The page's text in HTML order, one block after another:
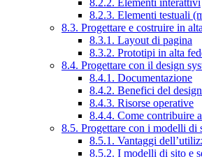
8.2.2. Elementi interattivi
8.2.3. Elementi testuali
8.3. Progettare e costruire in
8.3.1. Layout di pagina
8.3.2. Prototipi in alta
8.4. Progettare con il design
8.4.1. Documentazione
8.4.2. Benefici del
8.4.3. Risorse operative
8.4.4. Come contribuire
8.5. Progettare con i modelli di
8.5.1. Vantaggi
8.5.2. I modelli di sito e